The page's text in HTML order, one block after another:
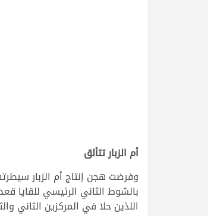
أم الزبار تتألق
وفرضت هجن إنتاج أم الزبار
اللذين حلا في المركزين الثاني